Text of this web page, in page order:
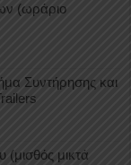
(ωράριο
Συντήρησης και
(μισθός μικτά